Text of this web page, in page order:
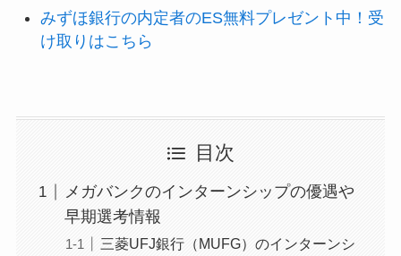
みずほ銀行の内定者のES無料プレゼント中！受
け取りはこちら
目次
メガバンクのインターンシップの優遇や
早期選考情報
三菱UFJ銀行（MUFG）のインターンシ